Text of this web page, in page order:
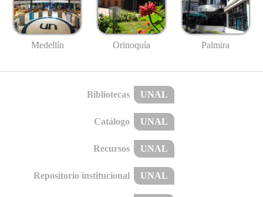
Medellín Orinoquía Palmira
Bibliotecas UNAL
Catálogo UNAL
Recursos UNAL
Repositorio institucional UNAL